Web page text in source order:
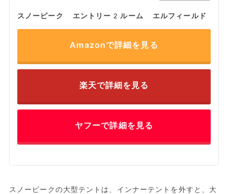
スノーピーク エントリー2ルーム エルフィールド
Amazonで詳細を見る
楽天で詳細を見る
ヤフーで詳細を見る
スノーピークの大型テントは、インナーテントを外すと、大